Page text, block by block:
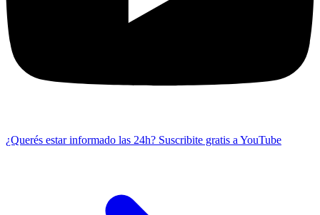
¿Querés estar informado las 24h? Suscribite gratis a YouTube